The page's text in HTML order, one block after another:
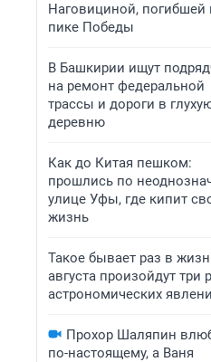
Наговициной, погибшей
пике Победы
В Башкирии ищут
на ремонт федеральной
трассы и дороги в
деревню
Как до Китая пешком:
прошлись по
улице Уфы, где кипит
жизнь
Такое бывает раз в
августа произойдут три
астрономических
Прохор Шаляпин
по-настоящему, а Ваня